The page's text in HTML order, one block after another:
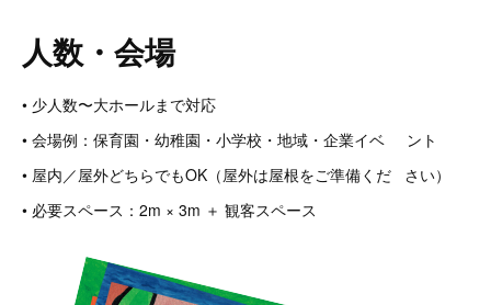
人数・会場
• 少人数〜大ホールまで対応
• 会場例：保育園・幼稚園・小学校・地域・企業イベ ント
• 屋内／屋外どちらでもOK（屋外は屋根をご準備くだ さい）
• 必要スペース：2m × 3m ＋ 観客スペース